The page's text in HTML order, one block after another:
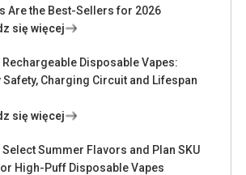
Are the Best-Sellers for 2026
się więcej
Rechargeable Disposable Vapes:
Safety, Charging Circuit and Lifespan
się więcej
Select Summer Flavors and Plan SKU
High-Puff Disposable Vapes